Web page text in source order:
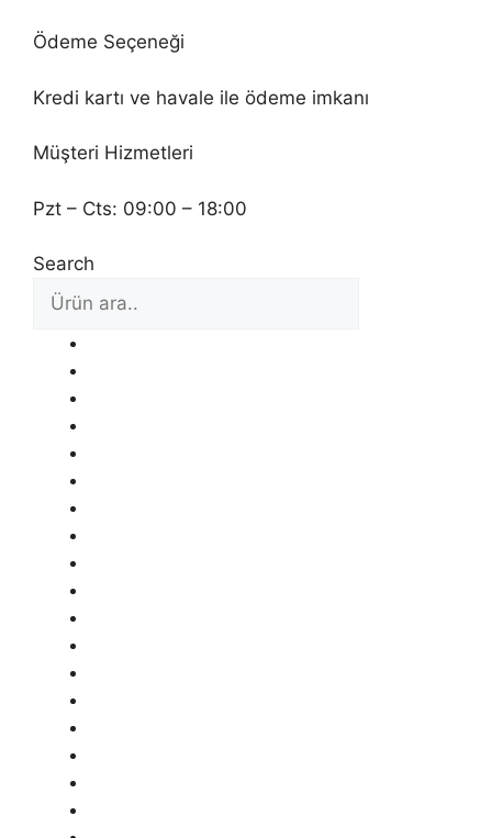
Ödeme Seçeneği
Kredi kartı ve havale ile ödeme imkanı
Müşteri Hizmetleri
Pzt – Cts: 09:00 – 18:00
Search